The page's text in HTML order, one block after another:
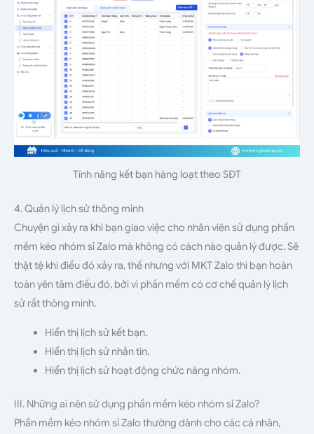
Tính năng kết bạn hàng loạt theo SĐT
4. Quản lý lịch sử thông minh
Chuyện gì xảy ra khi bạn giao việc cho nhân viên sử dụng phần
mềm kéo nhóm sỉ Zalo mà không có cách nào quản lý được. Sẽ
thật tệ khi điều đó xảy ra, thế nhưng với MKT Zalo thì bạn hoàn
toàn yên tâm điều đó, bởi vì phần mềm có cơ chế quản lý lịch
sử rất thông minh.
Hiển thị lịch sử kết bạn.
Hiển thị lịch sử nhắn tin.
Hiển thị lịch sử hoạt động chức năng nhóm.
III. Những ai nên sử dụng phần mềm kéo nhóm sỉ Zalo?
Phần mềm kéo nhóm sỉ Zalo thường dành cho các cá nhân,